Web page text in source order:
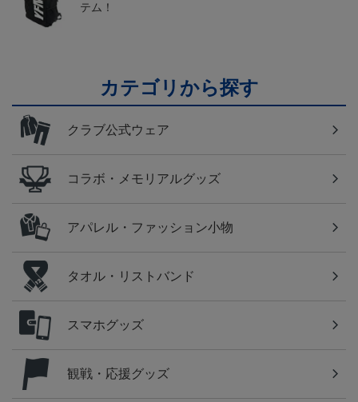
テム！
カテゴリから探す
クラブ公式ウェア
コラボ・メモリアルグッズ
アパレル・ファッション小物
タオル・リストバンド
スマホグッズ
観戦・応援グッズ